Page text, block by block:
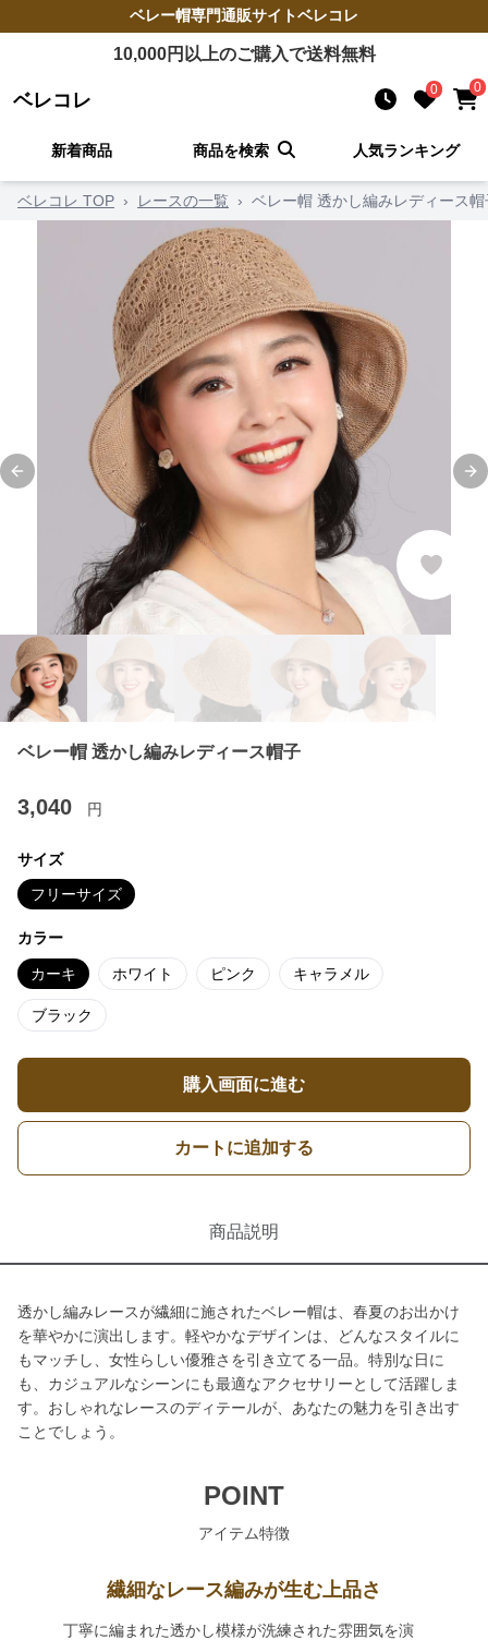
ベレー帽専門通販サイトベレコレ
10,000円以上のご購入で送料無料
ベレコレ 0 0
新着商品 商品を検索 人気ランキング
ベレコレ TOP › レースの一覧 › ベレー帽 透かし編みレディース帽
Previous slide
ベレー帽 透かし編みレディース帽子
3,040 円
サイズ
フリーサイズ
カラー
カーキ ホワイト ピンク キャラメル
ブラック
購入画面に進む
カートに追加する
商品説明
透かし編みレースが繊細に施されたベレー帽は、春夏のお出かけ
を華やかに演出します。軽やかなデザインは、どんなスタイルに
もマッチし、女性らしい優雅さを引き立てる一品。特別な日に
も、カジュアルなシーンにも最適なアクセサリーとして活躍しま
す。おしゃれなレースのディテールが、あなたの魅力を引き出す
ことでしょう。
POINT
アイテム特徴
繊細なレース編みが生む上品さ
丁寧に編まれた透かし模様が洗練された雰囲気を演